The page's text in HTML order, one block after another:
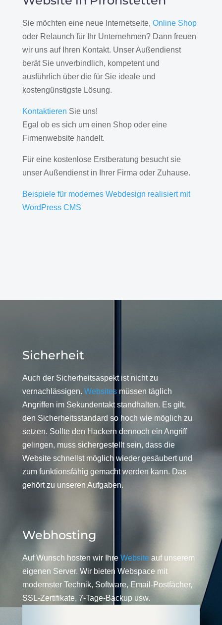
Sie möchten eine neue Internetseite, Online Shop
oder Relaunch für Ihr Unternehmen? Dann freuen
wir uns auf Ihren Kontakt. Unser Außendienst
berät Sie unverbindlich, kompetent und
ausführlich über die für Sie ideale und
kostengünstigste Lösung.
Kontaktieren Sie uns!
Egal ob es sich um einen Shop oder eine
Firmenwebsite handelt.
Für eine kostenlose Erstberatung besucht sie
unser Außendienst in Ihrer Firma oder Zuhause.
Beispiele für modernes Webdesign realisiert mit
WordPress CMS
Sicherheit
Auch der Sicherheitsaspekt ist nicht zu
vernachlässigen. Websitesmüssen täglich
Angriffen im Sekundentakt standhalten. Es gilt,
den Sicherheitsstandard so hoch wie möglich zu
setzen. Sollte den Hackern dennoch ein Angriff
gelingen, muss sichergestellt sein, dass die
Website schnellst möglich wieder gesäubert und
zum funktionsfähig gemacht werden kann. Das
gehört zu unseren Aufgaben.
Webhosting
Auf Wunsch hosten wir Ihre Website auf unserem
eigenen Server. Wir bieten Webspace mit
modernster Technik, Software, Email-Postfächer,
SSL-Zertifikate, 7-Tage-Backup usw.